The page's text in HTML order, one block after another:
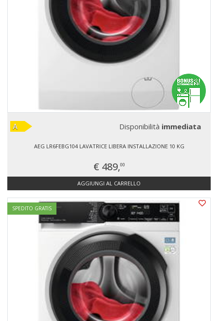
Disponibilità immediata
AEG LR6FEBG104 LAVATRICE LIBERA INSTALLAZIONE 10 KG
€ 489,00
AGGIUNGI AL CARRELLO
SPEDITO GRATIS